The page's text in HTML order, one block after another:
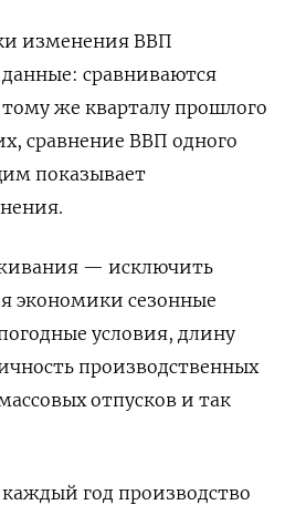
изменения ВВП
сравниваются
же кварталу прошлого
сравнение ВВП одного
показывает
— исключить
экономики сезонные
условия, длину
производственных
отпусков и так
каждый год производство